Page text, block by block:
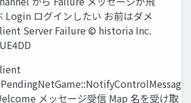
Login ログインしたい お前はダメ
Server Failure © historia Inc.
メッセージ受信 Map 名を受け取